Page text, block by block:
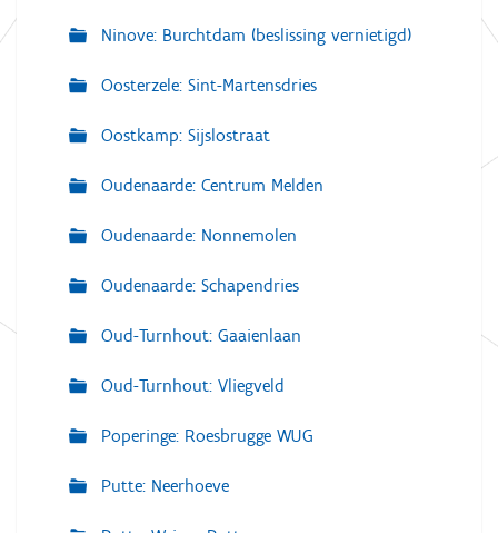
Ninove: Burchtdam (beslissing vernietigd)
Oosterzele: Sint-Martensdries
Oostkamp: Sijslostraat
Oudenaarde: Centrum Melden
Oudenaarde: Nonnemolen
Oudenaarde: Schapendries
Oud-Turnhout: Gaaienlaan
Oud-Turnhout: Vliegveld
Poperinge: Roesbrugge WUG
Putte: Neerhoeve